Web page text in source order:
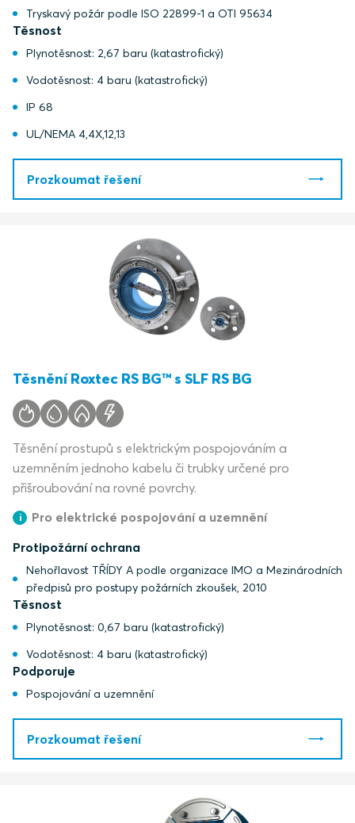
Tryskavý požár podle ISO 22899-1 a OTI 95634
Těsnost
Plynotěsnost: 2,67 baru (katastrofický)
Vodotěsnost: 4 baru (katastrofický)
IP 68
UL/NEMA 4,4X,12,13
Prozkoumat řešení
Těsnění Roxtec RS BG™ s SLF RS BG
Těsnění prostupů s elektrickým pospojováním a
uzemněním jednoho kabelu či trubky určené pro
přišroubování na rovné povrchy.
Pro elektrické pospojování a uzemnění
Protipožární ochrana
Nehořlavost TŘÍDY A podle organizace IMO a Mezinárodních
předpisů pro postupy požárních zkoušek, 2010
Těsnost
Plynotěsnost: 0,67 baru (katastrofický)
Vodotěsnost: 4 baru (katastrofický)
Podporuje
Pospojování a uzemnění
Prozkoumat řešení